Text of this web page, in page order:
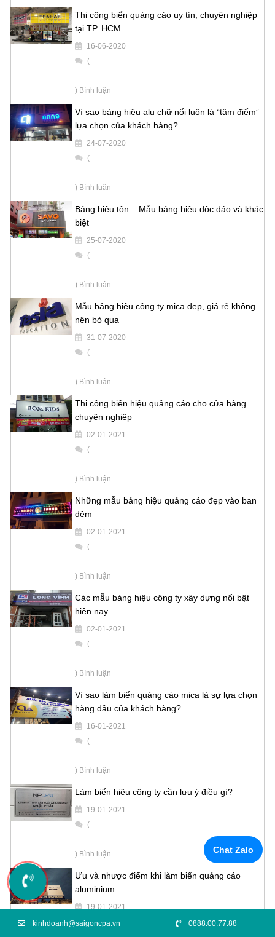
Thi công biển quảng cáo uy tín, chuyên nghiệp
tại TP. HCM
16-06-2020
(
) Bình luận
Vì sao bảng hiệu alu chữ nổi luôn là “tâm điểm”
lựa chọn của khách hàng?
24-07-2020
(
) Bình luận
Bảng hiệu tôn – Mẫu bảng hiệu độc đáo và khác
biệt
25-07-2020
(
) Bình luận
Mẫu bảng hiệu công ty mica đẹp, giá rẻ không
nên bỏ qua
31-07-2020
(
) Bình luận
Thi công biển hiệu quảng cáo cho cửa hàng
chuyên nghiệp
02-01-2021
(
) Bình luận
Những mẫu bảng hiệu quảng cáo đẹp vào ban
đêm
02-01-2021
(
) Bình luận
Các mẫu bảng hiệu công ty xây dựng nổi bật
hiện nay
02-01-2021
(
) Bình luận
Vì sao làm biển quảng cáo mica là sự lựa chọn
hàng đầu của khách hàng?
16-01-2021
(
) Bình luận
Làm biển hiệu công ty cần lưu ý điều gì?
19-01-2021
(
) Bình luận
Ưu và nhược điểm khi làm biển quảng cáo
aluminium
19-01-2021
(
Chat Zalo
kinhdoanh@saigoncpa.vn 0888.00.77.88